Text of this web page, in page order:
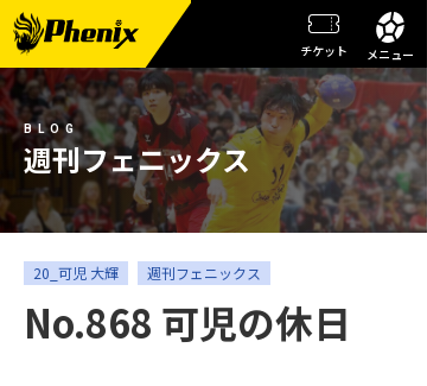
チケット メニュー
チーム情報
メンバー紹介
試合日程・結果
週刊フェニックス
トピックス
BLOG
週刊フェニックス
20_可児 大輝 週刊フェニックス
No.868 可児の休日